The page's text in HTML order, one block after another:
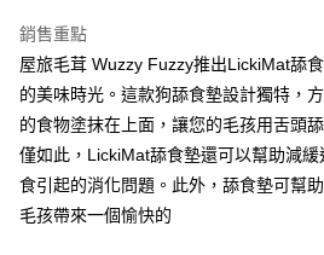
ATM付款
全家取貨付款
每筆NT$60，滿NT$899(含以上)免運費
7-11取貨付款
銷售重點
屋旅毛茸 Wuzzy Fuzzy推出LickiMat舔
的美味時光。這款狗舔食墊設計獨特，
的食物塗抹在上面，讓您的毛孩用舌頭
僅如此，LickiMat舔食墊還可以幫助減
食引起的消化問題。此外，舔食墊可幫
毛孩帶來一個愉快的